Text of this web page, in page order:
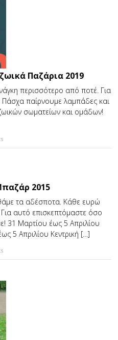
Παζάρια 2019
περισσότερο από ποτέ. Για
παίρνουμε λαμπάδες και
σωματείων και ομάδων!
2015
τα αδέσποτα. Κάθε ευρώ
αυτό επισκεπτόμαστε όσο
31 Μαρτίου έως 5 Απριλίου
5 Απριλίου Κεντρική […]